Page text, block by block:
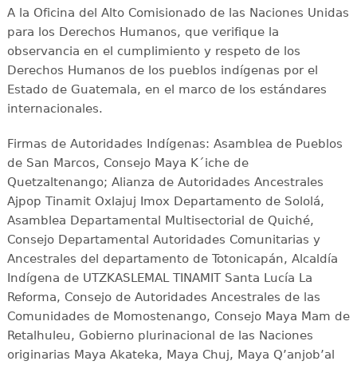
A la Oficina del Alto Comisionado de las Naciones Unidas
para los Derechos Humanos, que verifique la
observancia en el cumplimiento y respeto de los
Derechos Humanos de los pueblos indígenas por el
Estado de Guatemala, en el marco de los estándares
internacionales.
Firmas de Autoridades Indígenas: Asamblea de Pueblos
de San Marcos, Consejo Maya K´iche de
Quetzaltenango; Alianza de Autoridades Ancestrales
Ajpop Tinamit Oxlajuj Imox Departamento de Sololá,
Asamblea Departamental Multisectorial de Quiché,
Consejo Departamental Autoridades Comunitarias y
Ancestrales del departamento de Totonicapán, Alcaldía
Indígena de UTZKASLEMAL TINAMIT Santa Lucía La
Reforma, Consejo de Autoridades Ancestrales de las
Comunidades de Momostenango, Consejo Maya Mam de
Retalhuleu, Gobierno plurinacional de las Naciones
originarias Maya Akateka, Maya Chuj, Maya Q’anjob’al